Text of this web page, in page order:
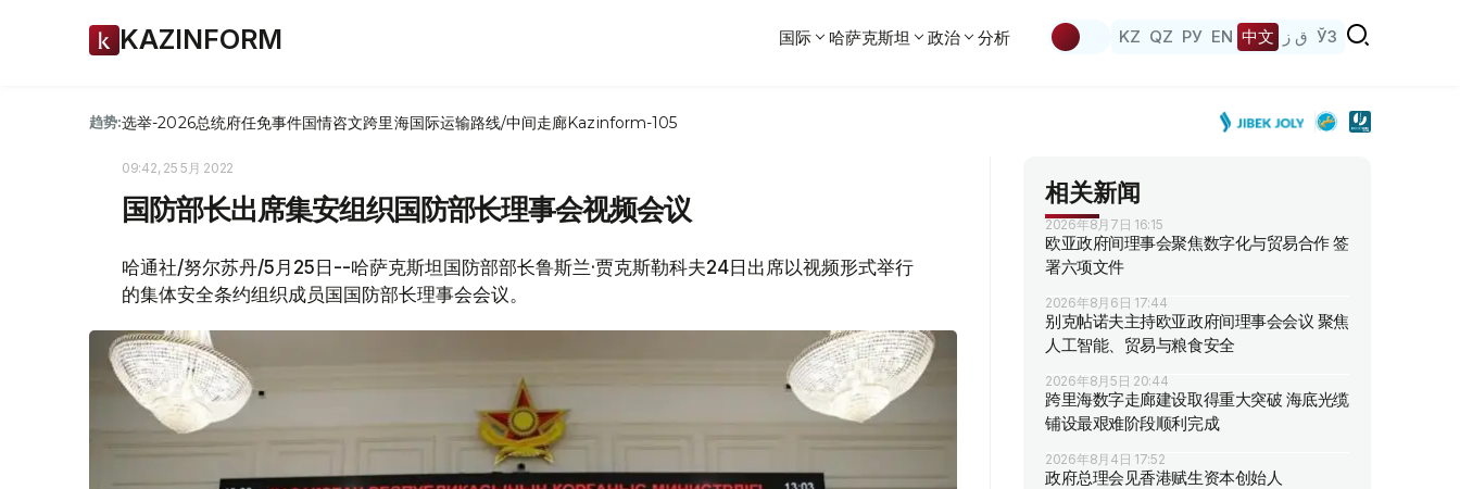
KAZINFORM 国际 哈萨克斯坦 政治 分析 KZ QZ РУ EN 中文 ق ز ЎЗ
趋势:选举-2026总统府任免事件国情咨文跨里海国际运输路线/中间走廊Kazinform-105
09:42, 25 5月 2022
国防部长出席集安组织国防部长理事会视频会议
哈通社/努尔苏丹/5月25日--哈萨克斯坦国防部部长鲁斯兰·贾克斯勒科夫24日出席以视频形式举行
的集体安全条约组织成员国国防部长理事会会议。
相关新闻
2026年8月7日 16:15
欧亚政府间理事会聚焦数字化与贸易合作 签
署六项文件
2026年8月6日 17:44
别克帖诺夫主持欧亚政府间理事会会议 聚焦
人工智能、贸易与粮食安全
2026年8月5日 20:44
跨里海数字走廊建设取得重大突破 海底光缆
铺设最艰难阶段顺利完成
2026年8月4日 17:52
政府总理会见香港赋生资本创始人